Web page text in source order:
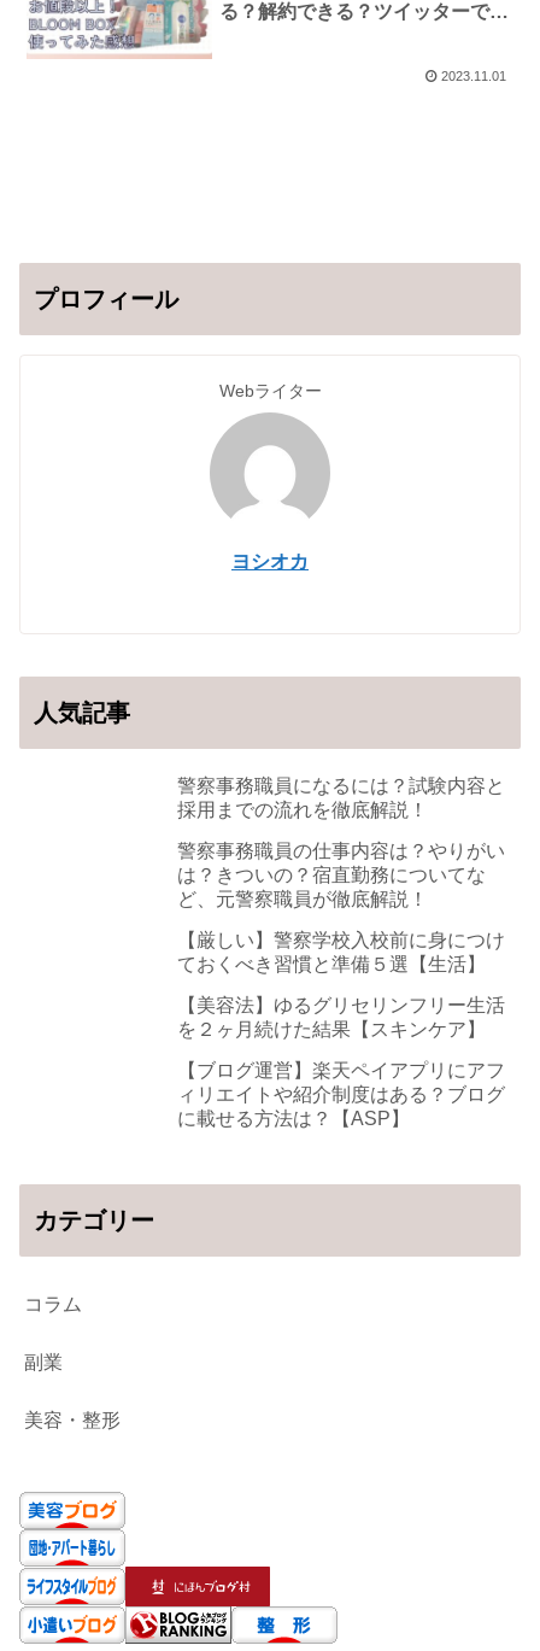
る？解約できる？ツイッターでの
2023.11.01
プロフィール
Webライター
ヨシオカ
人気記事
警察事務職員になるには？試験内容と
採用までの流れを徹底解説！
警察事務職員の仕事内容は？やりがい
は？きついの？宿直勤務についてな
ど、元警察職員が徹底解説！
【厳しい】警察学校入校前に身につけ
ておくべき習慣と準備５選【生活】
【美容法】ゆるグリセリンフリー生活
を２ヶ月続けた結果【スキンケア】
【ブログ運営】楽天ペイアプリにアフ
ィリエイトや紹介制度はある？ブログ
に載せる方法は？【ASP】
カテゴリー
コラム
副業
美容・整形